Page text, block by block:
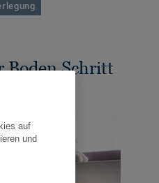
Boden Schritt
auf
und